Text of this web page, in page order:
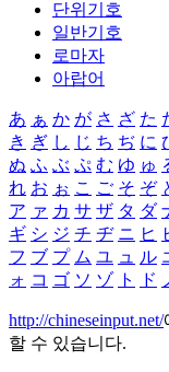
단위기호
일반기호
로마자
아랍어
あ ぁ か が さ ざ た
き ぎ し じ ち ぢ に
ぬ ふ ぶ ぷ む ゆ ゅ
れ お ぉ こ ご そ ぞ
ア ァ カ サ ザ タ ダ
ギ シ ジ チ ヂ ニ ヒ
フ ブ プ ム ユ ュ ル
ォ コ ゴ ソ ゾ ト ド
http://chineseinput.net/
할 수 있습니다.